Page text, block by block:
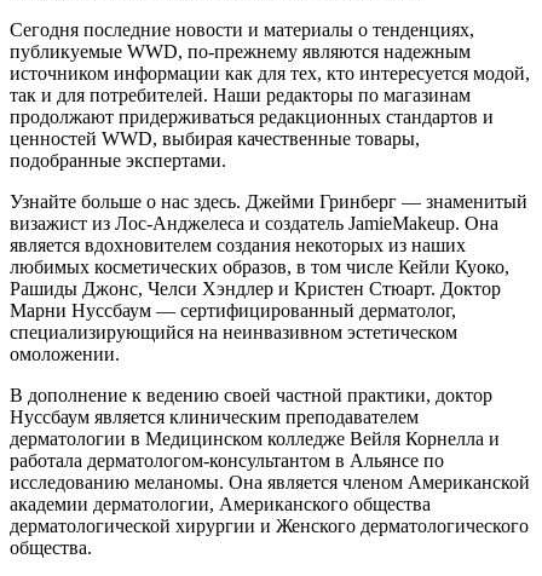
Сегодня последние новости и материалы о тенденциях,
публикуемые WWD, по-прежнему являются надежным
источником информации как для тех, кто интересуется модой,
так и для потребителей. Наши редакторы по магазинам
продолжают придерживаться редакционных стандартов и
ценностей WWD, выбирая качественные товары,
подобранные экспертами.
Узнайте больше о нас здесь. Джейми Гринберг — знаменитый
визажист из Лос-Анджелеса и создатель JamieMakeup. Она
является вдохновителем создания некоторых из наших
любимых косметических образов, в том числе Кейли Куоко,
Рашиды Джонс, Челси Хэндлер и Кристен Стюарт. Доктор
Марни Нуссбаум — сертифицированный дерматолог,
специализирующийся на неинвазивном эстетическом
омоложении.
В дополнение к ведению своей частной практики, доктор
Нуссбаум является клиническим преподавателем
дерматологии в Медицинском колледже Вейля Корнелла и
работала дерматологом-консультантом в Альянсе по
исследованию меланомы. Она является членом Американской
академии дерматологии, Американского общества
дерматологической хирургии и Женского дерматологического
общества.